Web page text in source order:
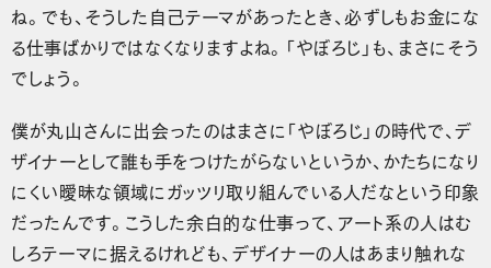
ね。でも、そうした自己テーマがあったとき、必ずしもお金にな
る仕事ばかりではなくなりますよね。「やぼろじ」も、まさにそう
でしょう。
僕が丸山さんに出会ったのはまさに「やぼろじ」の時代で、デ
ザイナーとして誰も手をつけたがらないというか、かたちになり
にくい曖昧な領域にガッツリ取り組んでいる人だなという印象
だったんです。こうした余白的な仕事って、アート系の人はむ
しろテーマに据えるけれども、デザイナーの人はあまり触れな